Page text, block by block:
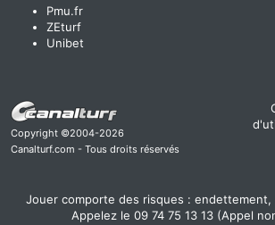
Pmu.fr
ZEturf
Unibet
Copyright ©2004-2026
Canalturf.com - Tous droits réservés
Jouer comporte des risques : endettement,
Appelez le 09 74 75 13 13 (Appel